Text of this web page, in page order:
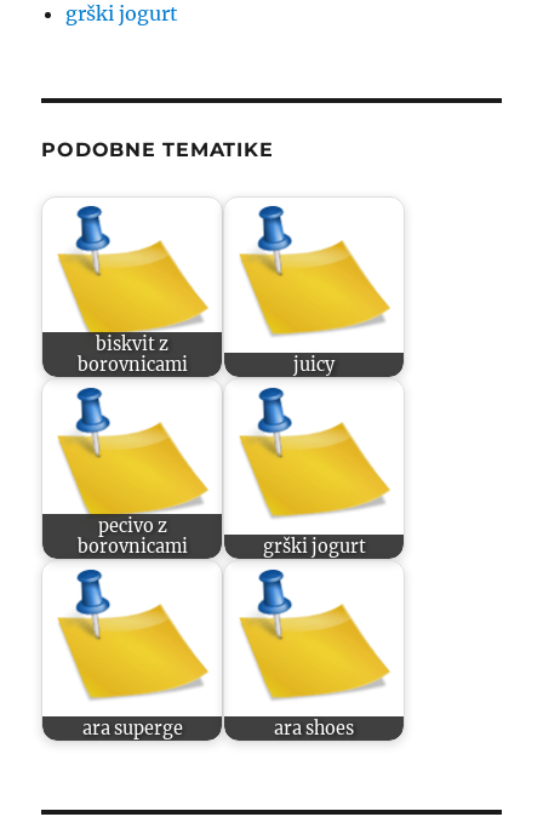
grški jogurt
PODOBNE TEMATIKE
biskvit z
borovnicami
juicy
pecivo z
borovnicami
grški jogurt
ara superge ara shoes